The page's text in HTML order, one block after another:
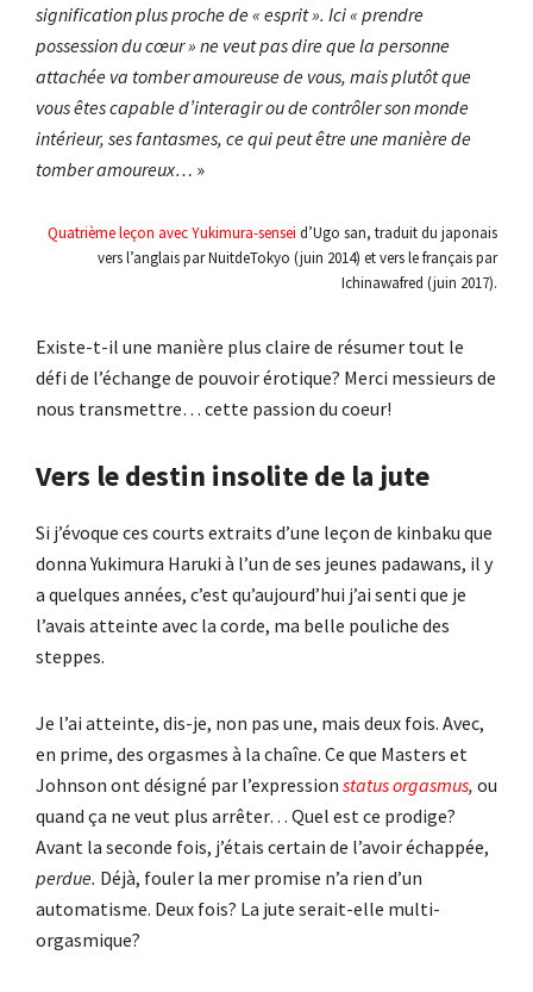
signification plus proche de « esprit ». Ici « prendre
possession du cœur » ne veut pas dire que la personne
attachée va tomber amoureuse de vous, mais plutôt que
vous êtes capable d’interagir ou de contrôler son monde
intérieur, ses fantasmes, ce qui peut être une manière de
tomber amoureux… »
Quatrième leçon avec Yukimura-sensei d’Ugo san, traduit du japonais
vers l’anglais par NuitdeTokyo (juin 2014) et vers le français par
Ichinawafred (juin 2017).
Existe-t-il une manière plus claire de résumer tout le
défi de l’échange de pouvoir érotique? Merci messieurs de
nous transmettre… cette passion du coeur!
Vers le destin insolite de la jute
Si j’évoque ces courts extraits d’une leçon de kinbaku que
donna Yukimura Haruki à l’un de ses jeunes padawans, il y
a quelques années, c’est qu’aujourd’hui j’ai senti que je
l’avais atteinte avec la corde, ma belle pouliche des
steppes.
Je l’ai atteinte, dis-je, non pas une, mais deux fois. Avec,
en prime, des orgasmes à la chaîne. Ce que Masters et
Johnson ont désigné par l’expression status orgasmus, ou
quand ça ne veut plus arrêter… Quel est ce prodige?
Avant la seconde fois, j’étais certain de l’avoir échappée,
perdue. Déjà, fouler la mer promise n’a rien d’un
automatisme. Deux fois? La jute serait-elle multi-
orgasmique?